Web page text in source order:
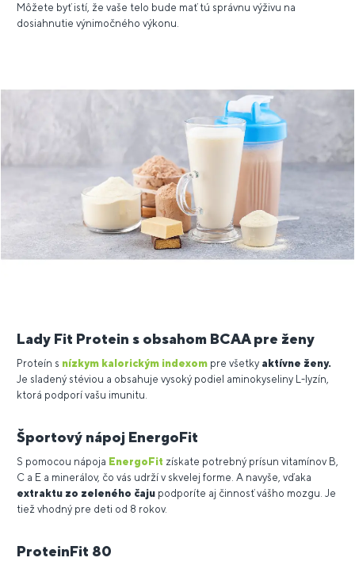
Môžete byť istí, že vaše telo bude mať tú správnu výživu na
dosiahnutie výnimočného výkonu.
Lady Fit Protein s obsahom BCAA pre ženy
Proteín s nízkym kalorickým indexom pre všetky aktívne ženy.
Je sladený stéviou a obsahuje vysoký podiel aminokyseliny L-lyzín,
ktorá podporí vašu imunitu.
Športový nápoj EnergoFit
S pomocou nápoja EnergoFit získate potrebný prísun vitamínov B,
C a E a minerálov, čo vás udrží v skvelej forme. A navyše, vďaka
extraktu zo zeleného čaju podporíte aj činnosť vášho mozgu. Je
tiež vhodný pre deti od 8 rokov.
ProteinFit 80